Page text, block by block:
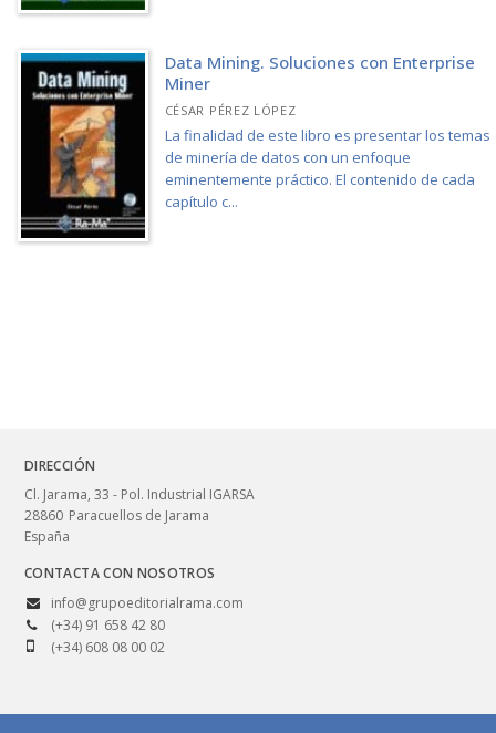
Data Mining. Soluciones con Enterprise
Miner
CÉSAR PÉREZ LÓPEZ
La finalidad de este libro es presentar los temas
de minería de datos con un enfoque
eminentemente práctico. El contenido de cada
capítulo c...
DIRECCIÓN
Cl. Jarama, 33 - Pol. Industrial IGARSA
28860 Paracuellos de Jarama
España
CONTACTA CON NOSOTROS
info@grupoeditorialrama.com
(+34) 91 658 42 80
(+34) 608 08 00 02